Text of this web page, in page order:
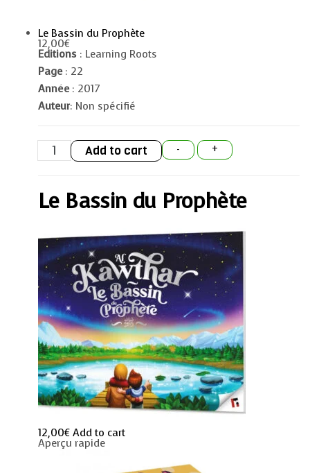
Le Bassin du Prophète
12,00€
Editions : Learning Roots
Page: 22
Année : 2017
Auteur: Non spécifié
-
Le
Bassin
du
+
Add to cart
Le Bassin du Prophète
12,00€ Add to cart
Aperçu rapide